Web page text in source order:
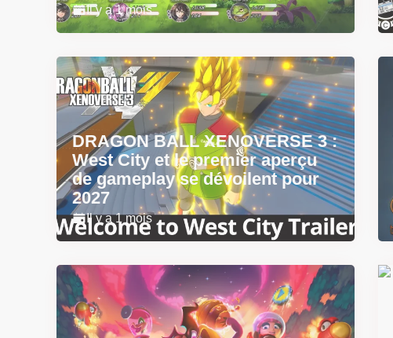
Il y a 1 mois
DRAGON BALL XENOVERSE 3 :
West City et le premier aperçu
de gameplay se dévoilent pour
2027
Il y a 1 mois